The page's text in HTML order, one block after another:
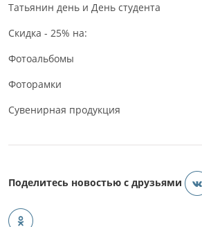
Татьянин день и День студента
Скидка - 25% на:
Фотоальбомы
Фоторамки
Сувенирная продукция
Поделитесь новостью с друзьями